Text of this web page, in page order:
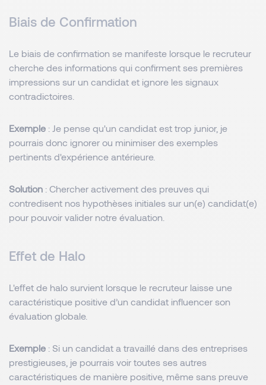
Biais de Confirmation
Le biais de confirmation se manifeste lorsque le recruteur
cherche des informations qui confirment ses premières
impressions sur un candidat et ignore les signaux
contradictoires.
Exemple : Je pense qu'un candidat est trop junior, je
pourrais donc ignorer ou minimiser des exemples
pertinents d'expérience antérieure.
Solution : Chercher activement des preuves qui
contredisent nos hypothèses initiales sur un(e) candidat(e)
pour pouvoir valider notre évaluation.
Effet de Halo
L'effet de halo survient lorsque le recruteur laisse une
caractéristique positive d’un candidat influencer son
évaluation globale.
Exemple : Si un candidat a travaillé dans des entreprises
prestigieuses, je pourrais voir toutes ses autres
caractéristiques de manière positive, même sans preuve